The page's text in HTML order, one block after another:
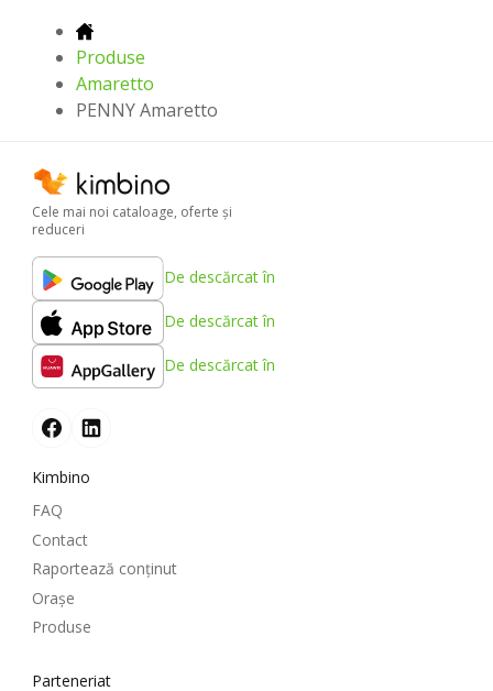
Produse
Amaretto
PENNY Amaretto
Cele mai noi cataloage, oferte şi
reduceri
De descărcat în
De descărcat în
De descărcat în
Kimbino
FAQ
Contact
Raportează conținut
Oraşe
Produse
Parteneriat